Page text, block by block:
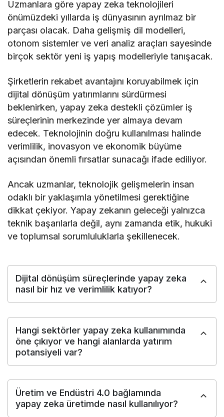
Uzmanlara göre yapay zeka teknolojileri
önümüzdeki yıllarda iş dünyasının ayrılmaz bir
parçası olacak. Daha gelişmiş dil modelleri,
otonom sistemler ve veri analiz araçları sayesinde
birçok sektör yeni iş yapış modelleriyle tanışacak.
Şirketlerin rekabet avantajını koruyabilmek için
dijital dönüşüm yatırımlarını sürdürmesi
beklenirken, yapay zeka destekli çözümler iş
süreçlerinin merkezinde yer almaya devam
edecek. Teknolojinin doğru kullanılması halinde
verimlilik, inovasyon ve ekonomik büyüme
açısından önemli fırsatlar sunacağı ifade ediliyor.
Ancak uzmanlar, teknolojik gelişmelerin insan
odaklı bir yaklaşımla yönetilmesi gerektiğine
dikkat çekiyor. Yapay zekanın geleceği yalnızca
teknik başarılarla değil, aynı zamanda etik, hukuki
ve toplumsal sorumluluklarla şekillenecek.
Dijital dönüşüm süreçlerinde yapay zeka
nasıl bir hız ve verimlilik katıyor?
Hangi sektörler yapay zeka kullanımında
öne çıkıyor ve hangi alanlarda yatırım
potansiyeli var?
Üretim ve Endüstri 4.0 bağlamında
yapay zeka üretimde nasıl kullanılıyor?